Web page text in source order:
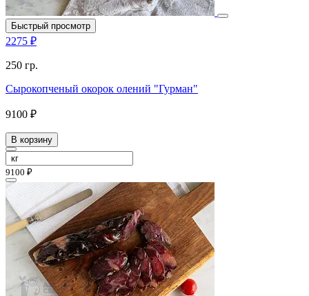
Быстрый просмотр
2275 ₽
250 гр.
Сырокопченый окорок олений "Гурман"
9100 ₽
В корзину
9100 ₽